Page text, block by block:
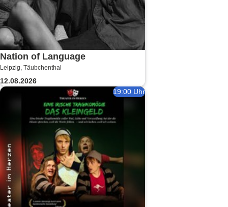
Nation of Language
Leipzig, Täubchenthal
12.08.2026
19:00 Uhr